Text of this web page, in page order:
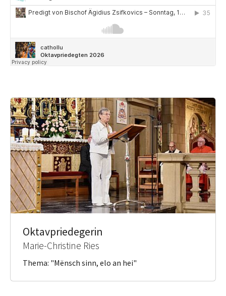
Oktavpriedegerin
Marie-Christine Ries
Thema: "Mënsch sinn, elo an hei"